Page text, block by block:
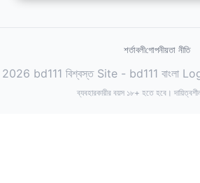
শর্তাবলীগোপনীয়তা নীতি
bd111 বিশ্বস্ত Site - bd111 বাংলা
ব্যবহারকারীর বয়স ১৮+ হতে হবে।